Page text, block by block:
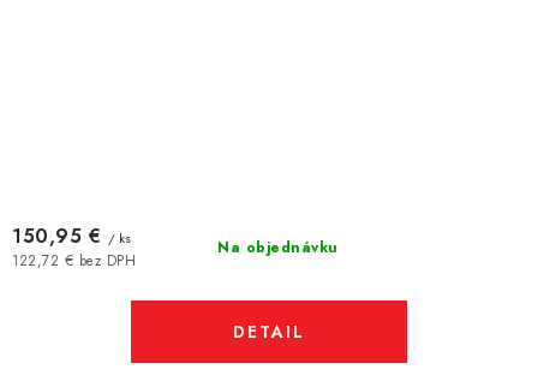
Na objednávku
122,72 € bez DPH
150,95 € / ks
DETAIL